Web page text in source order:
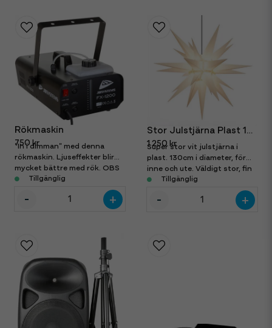
Rökmaskin
750 kr
"In i dimman" med denna
rökmaskin. Ljuseffekter blir
mycket bättre med rök. OBS
inkl full tank med rökvätska.
Tillgänglig
- +
Stor Julstjärna Plast 130cm
1 250 kr
Super stor vit julstjärna i
plast. 130cm i diameter, för
inne och ute. Väldigt stor, fin
och i hög kvalité. LED lampa
Tillgänglig
- +